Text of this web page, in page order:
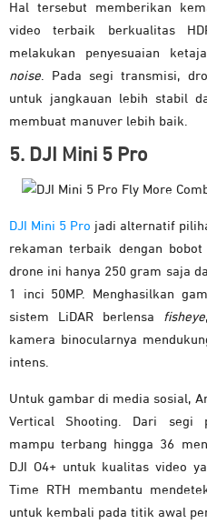
Hal tersebut memberikan
video terbaik berkualitas
melakukan penyesuaian
noise. Pada segi transmisi,
untuk jangkauan lebih stabil
membuat manuver lebih baik.
5. DJI Mini 5 Pro
DJI Mini 5 Pro jadi alternatif
rekaman terbaik dengan
drone ini hanya 250 gram saja
1 inci 50MP. Menghasilkan
sistem LiDAR berlensa fisheye
kamera binocularnya
intens.
Untuk gambar di media sosial,
Vertical Shooting. Dari segi
mampu terbang hingga 36
DJI O4+ untuk kualitas video
Time RTH membantu
untuk kembali pada titik awal